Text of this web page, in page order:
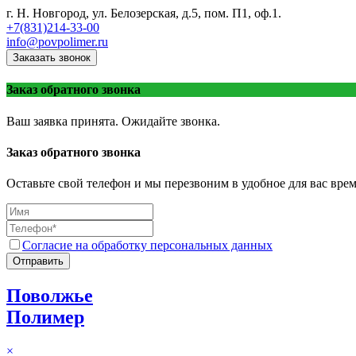
г. Н. Новгород, ул. Белозерская, д.5, пом. П1, оф.1.
+7(831)214-33-00
info@povpolimer.ru
Заказать звонок
Заказ обратного звонка
Ваш заявка принята. Ожидайте звонка.
Заказ обратного звонка
Оставьте свой телефон и мы перезвоним в удобное для вас
Согласие на обработку персональных данных
Отправить
Поволжье
Полимер
×